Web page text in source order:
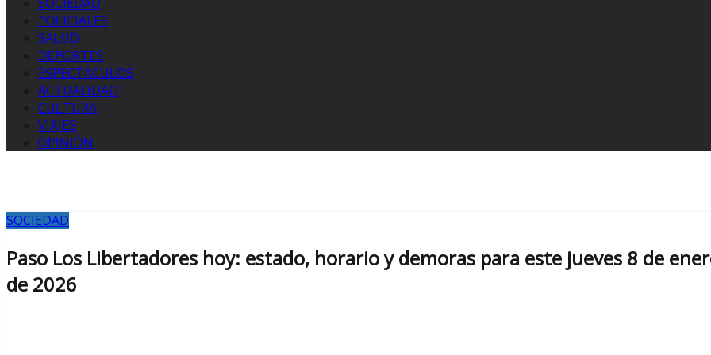
SOCIEDAD
POLICIALES
SALUD
DEPORTES
ESPECTÁCULOS
ACTUALIDAD
CULTURA
VIAJES
OPINIÓN
SOCIEDAD
Paso Los Libertadores hoy: estado, horario y demoras para este jueves 8 de
de 2026